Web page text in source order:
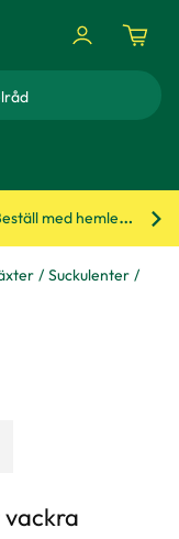
med hemleverans!
Suckulenter